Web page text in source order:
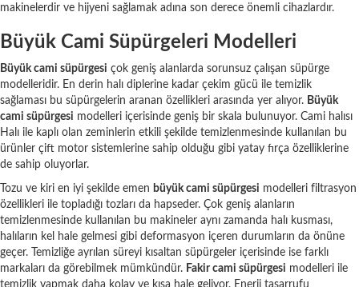
makinelerdir ve hijyeni sağlamak adına son derece önemli cihazlardır.
Büyük Cami Süpürgeleri Modelleri
Büyük cami süpürgesi çok geniş alanlarda sorunsuz çalışan süpürge
modelleridir. En derin halı diplerine kadar çekim gücü ile temizlik
sağlaması bu süpürgelerin aranan özellikleri arasında yer alıyor. Büyük
cami süpürgesi modelleri içerisinde geniş bir skala bulunuyor. Cami halısı
Halı ile kaplı olan zeminlerin etkili şekilde temizlenmesinde kullanılan bu
ürünler çift motor sistemlerine sahip olduğu gibi yatay fırça özelliklerine
de sahip oluyorlar.
Tozu ve kiri en iyi şekilde emen büyük cami süpürgesi modelleri filtrasyon
özellikleri ile topladığı tozları da hapseder. Çok geniş alanların
temizlenmesinde kullanılan bu makineler aynı zamanda halı kusması,
halıların kel hale gelmesi gibi deformasyon içeren durumların da önüne
geçer. Temizliğe ayrılan süreyi kısaltan süpürgeler içerisinde ise farklı
markaları da görebilmek mümkündür. Fakir cami süpürgesi modelleri ile
temizlik yapmak daha kolay ve kısa hale geliyor. Enerji tasarrufu